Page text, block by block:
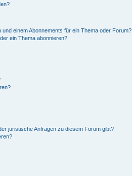
einem Abonnements für ein Thema oder Forum?
ein Thema abonnieren?
juristische Anfragen zu diesem Forum gibt?